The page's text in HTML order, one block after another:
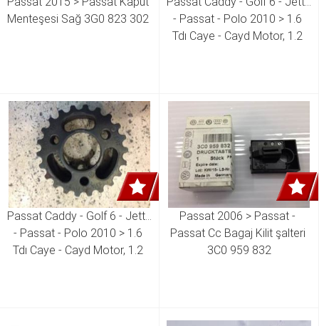
Menteşesi Sağ 3G0 823 302
- Passat - Polo 2010 > 1.6
Tdı Caye - Cayd Motor, 1.2
Motor Triger Kayış Kasnak
03L 109 111
Passat Caddy - Golf 6 - Jetta
- Passat - Polo 2010 > 1.6
Tdı Caye - Cayd Motor, 1.2
Passat 2006 > Passat -
Passat Cc Bagaj Kilit şalteri
3C0 959 832